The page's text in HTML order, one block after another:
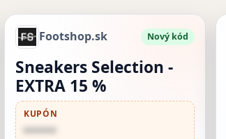
Footshop.sk Nový kód
Sneakers Selection -
EXTRA 15 %
KUPÓN
••••••